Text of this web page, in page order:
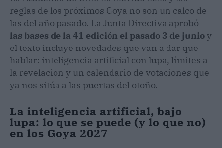
reglas de los próximos Goya no son un calco de
las del año pasado. La Junta Directiva aprobó
las bases de la 41 edición el pasado 3 de junioy
el texto incluye novedades que van a dar que
hablar: inteligencia artificial con lupa, límites a
la revelación y un calendario de votaciones que
ya nos sitúa a las puertas del otoño.
La inteligencia artificial, bajo
lupa: lo que se puede (y lo que no)
en los Goya 2027